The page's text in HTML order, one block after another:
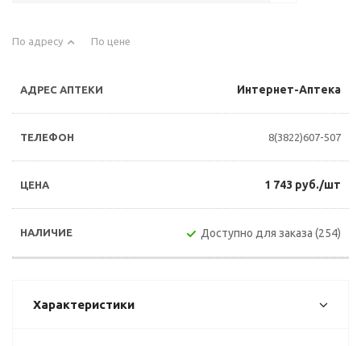
По адресу По цене
Интернет-Аптека
8(3822)607-507
1 743 руб./шт
Доступно для заказа (254)
Характеристики